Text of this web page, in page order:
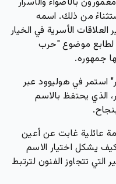
من ذلك. اسمه
الأسرية في الخيار
لطابع موضوع "حرب
جمهوره.
استمر في هوليوود عبر
الذي يحتفظ بالاسم
عائلية غابت عن أعين
يشكل اختيار الاسم
تتجاوز الفنون لترتبط